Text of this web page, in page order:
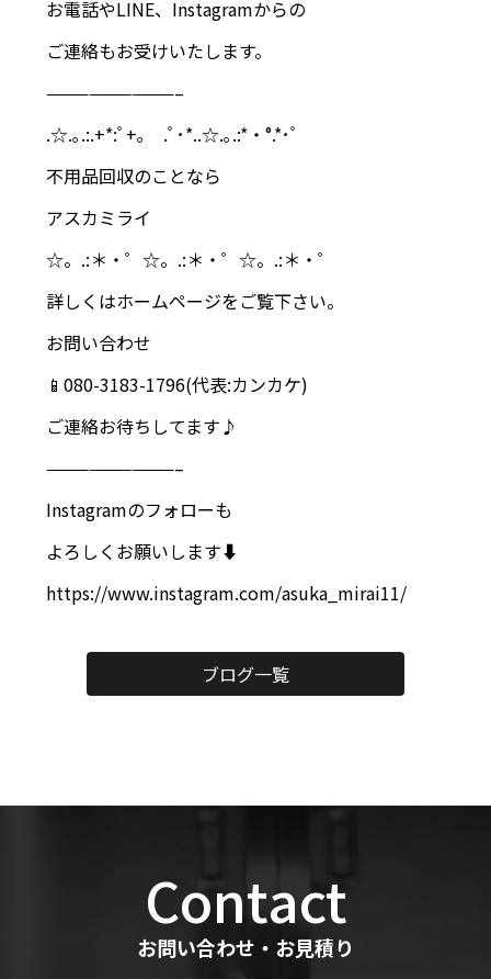
お電話やLINE、Instagramからの
ご連絡もお受けいたします。
—————————–
.☆.｡.:.+*:ﾟ+｡ .ﾟ･*..☆.｡.:*・°.*･ﾟ
不用品回収のことなら
アスカミライ
☆。.:＊・゜☆。.:＊・゜☆。.:＊・゜
詳しくはホームページをご覧下さい。
お問い合わせ
📱080-3183-1796(代表:カンカケ)
ご連絡お待ちしてます♪
—————————–
Instagramのフォローも
よろしくお願いします⬇️
https://www.instagram.com/asuka_mirai11/
ブログ一覧
Contact
お問い合わせ・お見積り